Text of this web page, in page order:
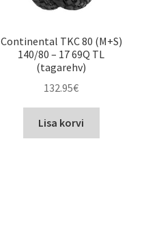
Continental TKC 80 (M+S)
140/80 – 17 69Q TL
(tagarehv)
132.95€
Lisa korvi